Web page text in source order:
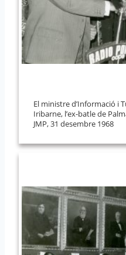
El ministre d’Informació i
Iribarne, l’ex-batle de
JMP, 31 desembre 1968